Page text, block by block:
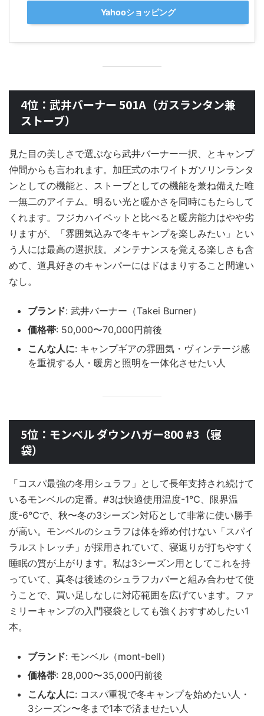
Yahooショッピング
4位：武井バーナー 501A（ガスランタン兼
ストーブ）
見た目の美しさで選ぶなら武井バーナー一択、とキャンプ
仲間からも言われます。加圧式のホワイトガソリンランタ
ンとしての機能と、ストーブとしての機能を兼ね備えた唯
一無二のアイテム。明るい光と暖かさを同時にもたらして
くれます。フジカハイペットと比べると暖房能力はやや劣
りますが、「雰囲気込みで冬キャンプを楽しみたい」とい
う人には最高の選択肢。メンテナンスを覚える楽しさも含
めて、道具好きのキャンパーにはドはまりすること間違い
なし。
ブランド: 武井バーナー（Takei Burner）
価格帯: 50,000〜70,000円前後
こんな人に: キャンプギアの雰囲気・ヴィンテージ感
を重視する人・暖房と照明を一体化させたい人
5位：モンベル ダウンハガー800 #3（寝
袋）
「コスパ最強の冬用シュラフ」として長年支持され続けて
いるモンベルの定番。#3は快適使用温度-1℃、限界温
度-6℃で、秋〜冬の3シーズン対応として非常に使い勝手
が高い。モンベルのシュラフは体を締め付けない「スパイ
ラルストレッチ」が採用されていて、寝返りが打ちやすく
睡眠の質が上がります。私は3シーズン用としてこれを持
っていて、真冬は後述のシュラフカバーと組み合わせて使
うことで、買い足しなしに対応範囲を広げています。ファ
ミリーキャンプの入門寝袋としても強くおすすめしたい1
本。
ブランド: モンベル（mont-bell）
価格帯: 28,000〜35,000円前後
こんな人に: コスパ重視で冬キャンプを始めたい人・
3シーズン〜冬まで1本で済ませたい人